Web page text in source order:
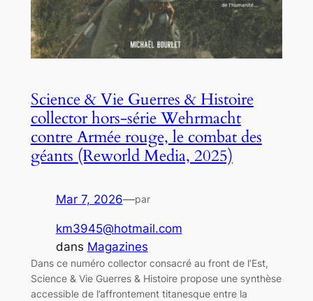
Science & Vie Guerres & Histoire
collector hors-série Wehrmacht
contre Armée rouge, le combat des
géants (Reworld Media, 2025)
Mar 7, 2026—par
km3945@hotmail.com
dans Magazines
Dans ce numéro collector consacré au front de l’Est,
Science & Vie Guerres & Histoire propose une synthèse
accessible de l’affrontement titanesque entre la